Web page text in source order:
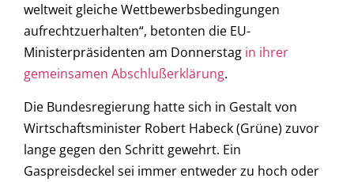
weltweit gleiche Wettbewerbsbedingungen
aufrechtzuerhalten“, betonten die EU-
Ministerpräsidenten am Donnerstag in ihrer
gemeinsamen Abschlußerklärung.
Die Bundesregierung hatte sich in Gestalt von
Wirtschaftsminister Robert Habeck (Grüne) zuvor
lange gegen den Schritt gewehrt. Ein
Gaspreisdeckel sei immer entweder zu hoch oder